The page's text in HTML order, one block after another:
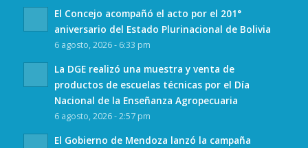
El Concejo acompañó el acto por el 201°
aniversario del Estado Plurinacional de Bolivia
6 agosto, 2026 - 6:33 pm
La DGE realizó una muestra y venta de
productos de escuelas técnicas por el Día
Nacional de la Enseñanza Agropecuaria
6 agosto, 2026 - 2:57 pm
El Gobierno de Mendoza lanzó la campaña